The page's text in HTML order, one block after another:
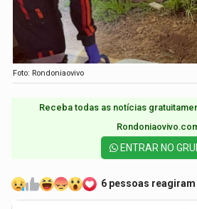
Foto: Rondoniaovivo
Receba todas as notícias
ENTRAR NO
6 pessoas